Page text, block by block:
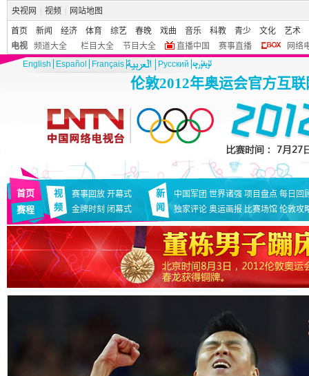
央视网 视频 网站地图
首页 新闻 经济 体育 综艺 春晚 戏曲 音乐 科教 青少 文化
艺术
电视
频道大全 栏目大全 节目大全 直播中国 赛事直播
网络
English
Español Français Pусский
伦敦2012年奥运会官方互
首页
赛程
视
频
赛事回放 开幕式
金牌时刻 闭幕式
新
闻
中国军团 世界诸强 项目盘点 每日回
独家评论 奥运画报 比赛场馆 伦敦攻